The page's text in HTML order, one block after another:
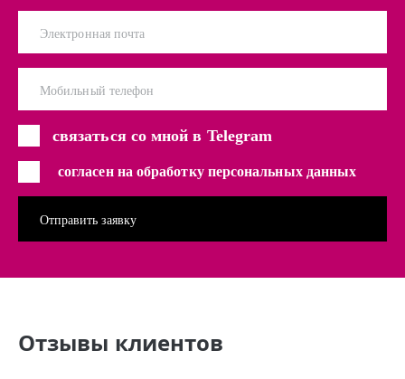
Электронная почта
Мобильный телефон
связаться со мной в Telegram
согласен на обработку персональных данных
Отзывы клиентов